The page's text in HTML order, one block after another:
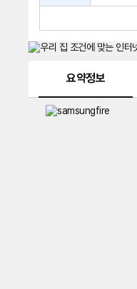
원
약
정
인
법
요약정보